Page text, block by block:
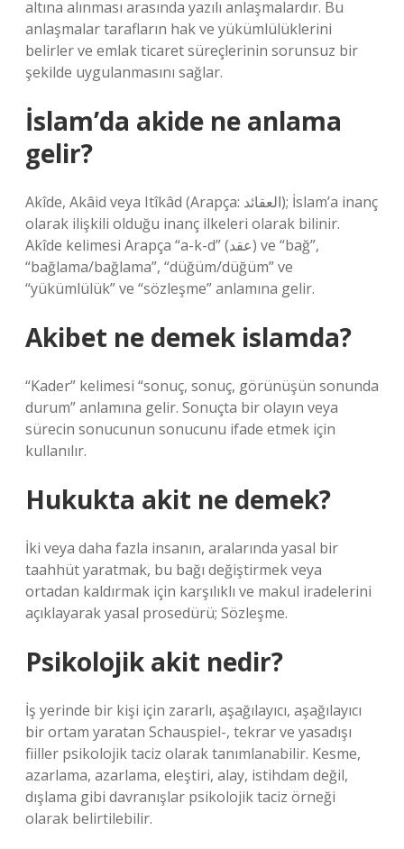
altına alınması arasında yazılı anlaşmalardır. Bu
anlaşmalar tarafların hak ve yükümlülüklerini
belirler ve emlak ticaret süreçlerinin sorunsuz bir
şekilde uygulanmasını sağlar.
İslam’da akide ne anlama
gelir?
Akîde, Akâid veya Itîkâd (Arapça: العقائد); İslam’a inanç
olarak ilişkili olduğu inanç ilkeleri olarak bilinir.
Akîde kelimesi Arapça “a-k-d” (عقد) ve “bağ”,
“bağlama/bağlama”, “düğüm/düğüm” ve
“yükümlülük” ve “sözleşme” anlamına gelir.
Akibet ne demek islamda?
“Kader” kelimesi “sonuç, sonuç, görünüşün sonunda
durum” anlamına gelir. Sonuçta bir olayın veya
sürecin sonucunun sonucunu ifade etmek için
kullanılır.
Hukukta akit ne demek?
İki veya daha fazla insanın, aralarında yasal bir
taahhüt yaratmak, bu bağı değiştirmek veya
ortadan kaldırmak için karşılıklı ve makul iradelerini
açıklayarak yasal prosedürü; Sözleşme.
Psikolojik akit nedir?
İş yerinde bir kişi için zararlı, aşağılayıcı, aşağılayıcı
bir ortam yaratan Schauspiel-, tekrar ve yasadışı
fiiller psikolojik taciz olarak tanımlanabilir. Kesme,
azarlama, azarlama, eleştiri, alay, istihdam değil,
dışlama gibi davranışlar psikolojik taciz örneği
olarak belirtilebilir.